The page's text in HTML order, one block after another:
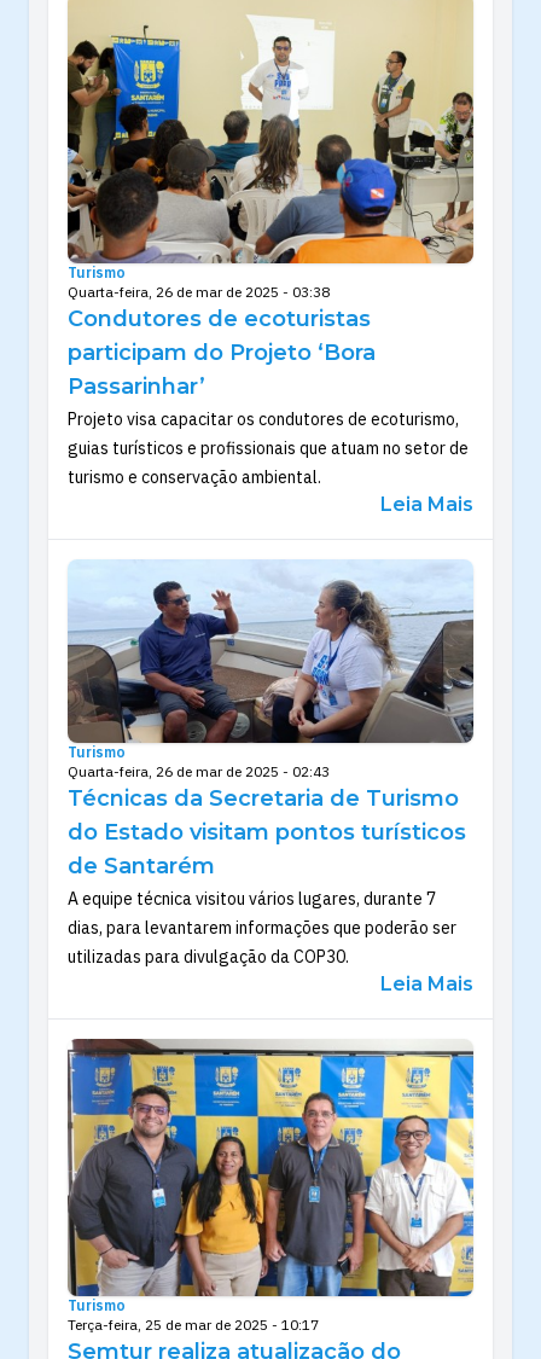
Turismo
Quarta-feira, 26 de mar de 2025 - 03:38
Condutores de ecoturistas
participam do Projeto ‘Bora
Passarinhar’
Projeto visa capacitar os condutores de ecoturismo,
guias turísticos e profissionais que atuam no setor de
turismo e conservação ambiental.
Leia Mais
Turismo
Quarta-feira, 26 de mar de 2025 - 02:43
Técnicas da Secretaria de Turismo
do Estado visitam pontos turísticos
de Santarém
A equipe técnica visitou vários lugares, durante 7
dias, para levantarem informações que poderão ser
utilizadas para divulgação da COP30.
Leia Mais
Turismo
Terça-feira, 25 de mar de 2025 - 10:17
Semtur realiza atualização do